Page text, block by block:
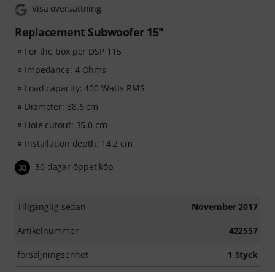
Visa översättning
Replacement Subwoofer 15"
For the box per DSP 115
Impedance: 4 Ohms
Load capacity: 400 Watts RMS
Diameter: 38.6 cm
Hole cutout: 35.0 cm
Installation depth: 14.2 cm
30 30 dagar öppet köp
Tillgänglig sedan November 2017
Artikelnummer 422557
försäljningsenhet 1 Styck